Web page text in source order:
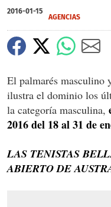
2016-01-15
AGENCIAS
El palmarés masculino
ilustra el dominio los
la categoría masculina,
2016 del 18 al 31 de
LAS TENISTAS
ABIERTO DE